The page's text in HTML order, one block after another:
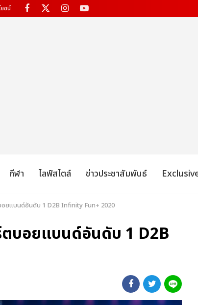
ยชน์
กีฬา ไลฟ์สไตล์ ข่าวประชาสัมพันธ์
อยแบนด์อันดับ 1 D2B Infinity Fun+ 2020
บอยแบนด์อันดับ 1 D2B